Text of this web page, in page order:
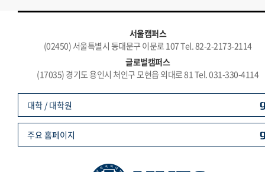
서울캠퍼스
(02450) 서울특별시 동대문구 이문로 107 Tel. 82-2-2173-2114
글로벌캠퍼스
(17035) 경기도 용인시 처인구 모현읍 외대로 81 Tel. 031-330-4114
대학 / 대학원
주요 홈페이지